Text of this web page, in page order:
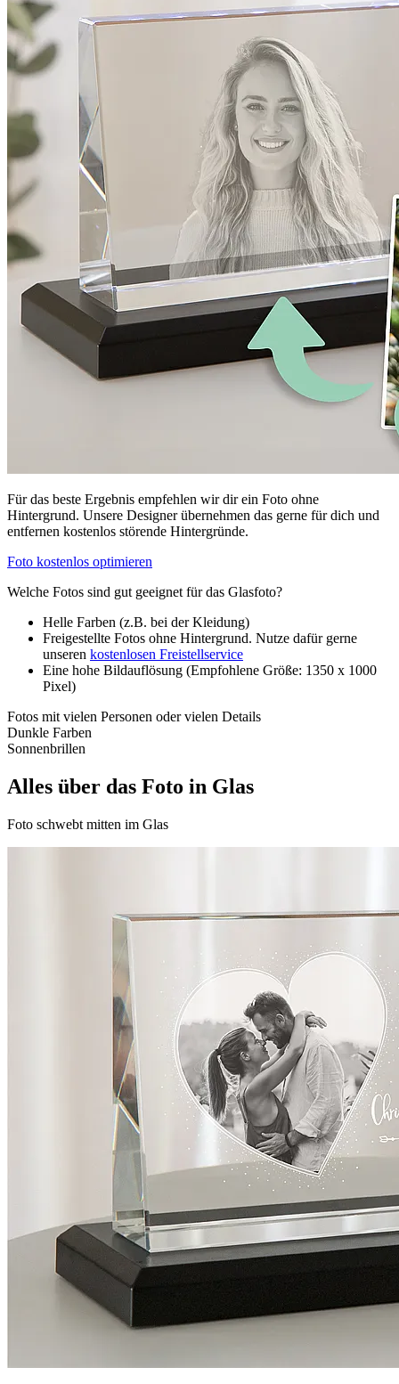
Für das beste Ergebnis empfehlen wir dir ein Foto ohne
Hintergrund. Unsere Designer übernehmen das gerne für dich und
entfernen kostenlos störende Hintergründe.
Foto kostenlos optimieren
Welche Fotos sind gut geeignet für das Glasfoto?
Helle Farben (z.B. bei der Kleidung)
Freigestellte Fotos ohne Hintergrund. Nutze dafür gerne
unseren kostenlosen Freistellservice
Eine hohe Bildauflösung (Empfohlene Größe: 1350 x 1000
Pixel)
Fotos mit vielen Personen oder vielen Details
Dunkle Farben
Sonnenbrillen
Alles über das Foto in Glas
Foto schwebt mitten im Glas